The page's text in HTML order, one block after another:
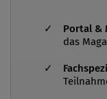
das normal. Von
System:
selten
dazu. Kritik ist
Portal &
das